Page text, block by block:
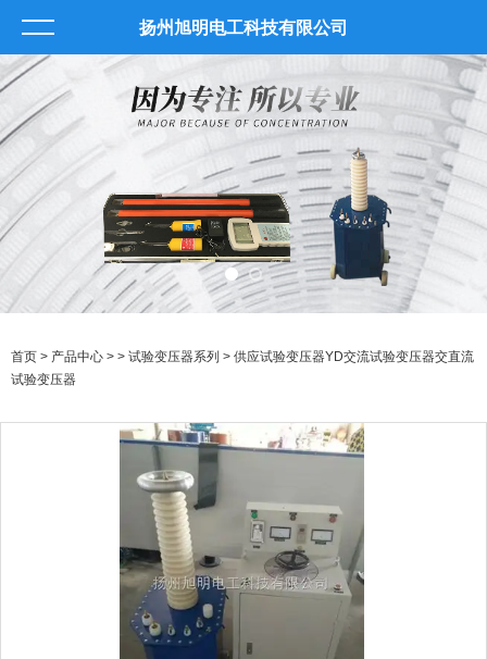
扬州旭明电工科技有限公司
首页 > 产品中心 > > 试验变压器系列 > 供应试验变压器YD交流试验变压器交直流
试验变压器